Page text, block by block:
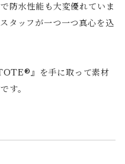
防水性能も大変優れていま
タッフが一つ一つ真心を込
』を手に取って素材
す。